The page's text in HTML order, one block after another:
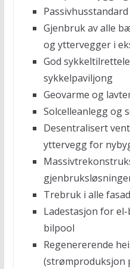
Gjenbruk av alle
og yttervegger i
God
sykkelpaviljong
Geovarme og
Solcelleanlegg og
Desentralisert
yttervegg for
Trebruk i alle
Ladestasjon for
bilpool
Regenererende
(strømproduksjon